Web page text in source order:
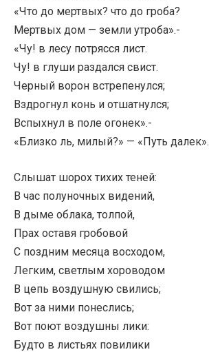
«Что до мертвых? что до гроба?
Мертвых дом — земли утроба».-
«Чу! в лесу потрясся лист.
Чу! в глуши раздался свист.
Черный ворон встрепенулся;
Вздрогнул конь и отшатнулся;
Вспыхнул в поле огонек».-
«Близко ль, милый?» — «Путь далек».
Слышат шорох тихих теней:
В час полуночных видений,
В дыме облака, толпой,
Прах оставя гробовой
С поздним месяца восходом,
Легким, светлым хороводом
В цепь воздушную свились;
Вот за ними понеслись;
Вот поют воздушны лики:
Будто в листьях повилики